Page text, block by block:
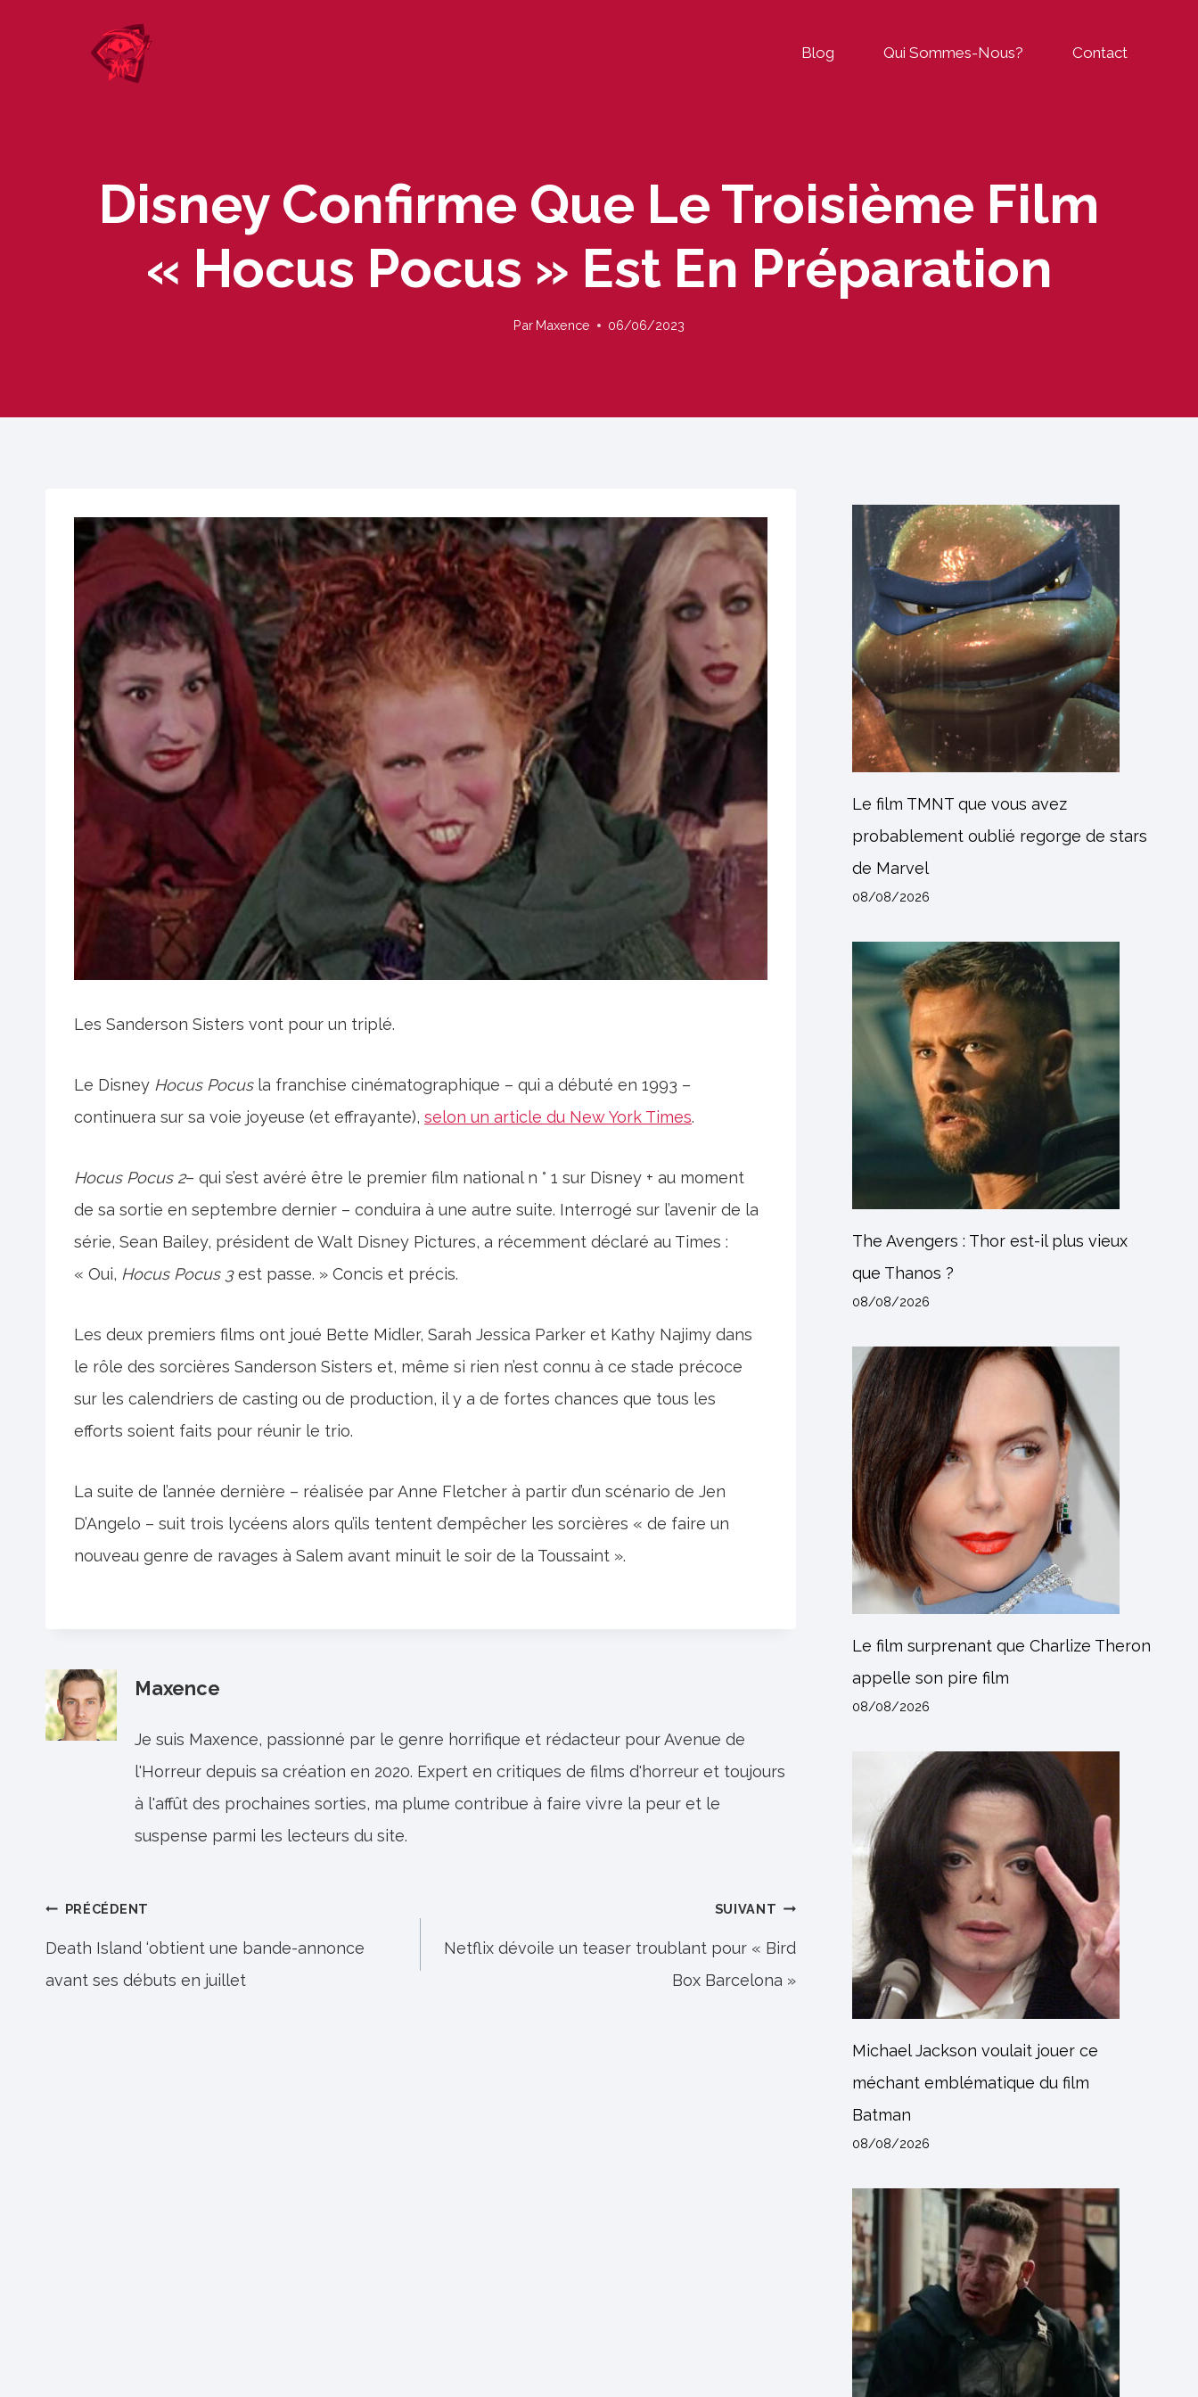
Blog Qui Sommes-Nous? Contact
Disney Confirme Que Le Troisième Film
« Hocus Pocus » Est En Préparation
Par Maxence 06/06/2023
Les Sanderson Sisters vont pour un triplé.
Le Disney Hocus Pocusla franchise cinématographique – qui a débuté en 1993 –
continuera sur sa voie joyeuse (et effrayante), selon un article du New York Times.
Hocus Pocus 2– qui s’est avéré être le premier film national n ° 1 sur Disney + au moment
de sa sortie en septembre dernier – conduira à une autre suite. Interrogé sur l’avenir de la
série, Sean Bailey, président de Walt Disney Pictures, a récemment déclaré au Times :
« Oui, Hocus Pocus 3est passe. » Concis et précis.
Les deux premiers films ont joué Bette Midler, Sarah Jessica Parker et Kathy Najimy dans
le rôle des sorcières Sanderson Sisters et, même si rien n’est connu à ce stade précoce
sur les calendriers de casting ou de production, il y a de fortes chances que tous les
efforts soient faits pour réunir le trio.
La suite de l’année dernière – réalisée par Anne Fletcher à partir d’un scénario de Jen
D’Angelo – suit trois lycéens alors qu’ils tentent d’empêcher les sorcières « de faire un
nouveau genre de ravages à Salem avant minuit le soir de la Toussaint ».
Maxence
Je suis Maxence, passionné par le genre horrifique et rédacteur pour Avenue de
l'Horreur depuis sa création en 2020. Expert en critiques de films d'horreur et toujours
à l'affût des prochaines sorties, ma plume contribue à faire vivre la peur et le
suspense parmi les lecteurs du site.
Navigation
de
l’article
PRÉCÉDENT
Death Island ‘obtient une bande-annonce
avant ses débuts en juillet
SUIVANT
Netflix dévoile un teaser troublant pour « Bird
Box Barcelona »
Le film TMNT que vous avez
probablement oublié regorge de stars
de Marvel
08/08/2026
The Avengers : Thor est-il plus vieux
que Thanos ?
08/08/2026
Le film surprenant que Charlize Theron
appelle son pire film
08/08/2026
Michael Jackson voulait jouer ce
méchant emblématique du film
Batman
08/08/2026